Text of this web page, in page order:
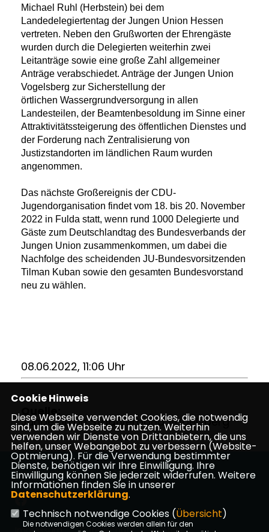
Michael Ruhl (Herbstein) bei dem
Landedelegiertentag der Jungen Union Hessen
vertreten. Neben den Grußworten der Ehrengäste
wurden durch die Delegierten weiterhin zwei
Leitanträge sowie eine große Zahl allgemeiner
Anträge verabschiedet. Anträge der Jungen Union
Vogelsberg zur Sicherstellung der
örtlichen Wassergrundversorgung in allen
Landesteilen, der Beamtenbesoldung im Sinne einer
Attraktivitätssteigerung des öffentlichen Dienstes und
der Forderung nach Zentralisierung von
Justizstandorten im ländlichen Raum wurden
angenommen.
Das nächste Großereignis der CDU-
Jugendorganisation findet vom 18. bis 20. November
2022 in Fulda statt, wenn rund 1000 Delegierte und
Gäste zum Deutschlandtag des Bundesverbands der
Jungen Union zusammenkommen, um dabei die
Nachfolge des scheidenden JU-Bundesvorsitzenden
Tilman Kuban sowie den gesamten Bundesvorstand
neu zu wählen.
08.06.2022, 11:06 Uhr
Quelle:
Junge Union Stadtverband Vogelsberg
Die Website der CDU Kirtorf
Cookie Hinweis
Diese Webseite verwendet Cookies, die notwendig
sind, um die Webseite zu nutzen. Weiterhin
verwenden wir Dienste von Drittanbietern, die uns
helfen, unser Webangebot zu verbessern (Website-
Optmierung). Für die Verwendung bestimmter
Dienste, benötigen wir Ihre Einwilligung. Ihre
Einwilligung können Sie jederzeit widerrufen. Weitere
Informationen finden Sie in unserer
Datenschutzerklärung.
Technisch notwendige Cookies (Übersicht)
Die notwendigen Cookies werden allein für den